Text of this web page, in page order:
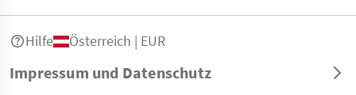
Impressum und Datenschutz
Hilfe Österreich | EUR